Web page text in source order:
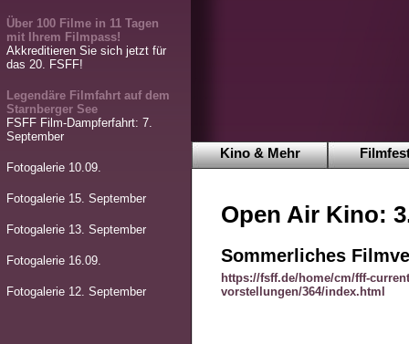
Über 100 Filme in 11 Tagen
mit Ihrem Filmpass!
Akkreditieren Sie sich jetzt für
das 20. FSFF!
Legendäre Filmfahrt auf dem
Starnberger See
FSFF Film-Dampferfahrt: 7.
September
Fotogalerie 10.09.
Fotogalerie 15. September
Fotogalerie 13. September
Fotogalerie 16.09.
Fotogalerie 12. September
Kino & Mehr
Open Air Kino:
Sommerliches
https://fsff.de/home/cm/fff-
vorstellungen/364/index.html